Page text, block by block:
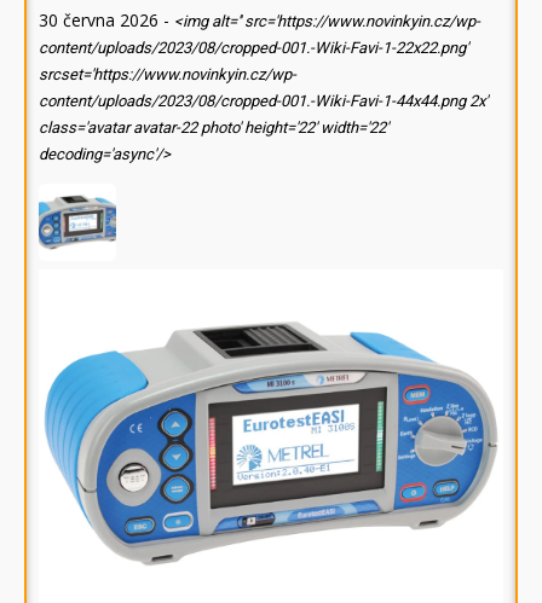
30 června 2026 - <img alt='' src='https://www.novinkyin.cz/wp-
content/uploads/2023/08/cropped-001.-Wiki-Favi-1-22x22.png'
srcset='https://www.novinkyin.cz/wp-
content/uploads/2023/08/cropped-001.-Wiki-Favi-1-44x44.png 2x'
class='avatar avatar-22 photo' height='22' width='22'
decoding='async'/>